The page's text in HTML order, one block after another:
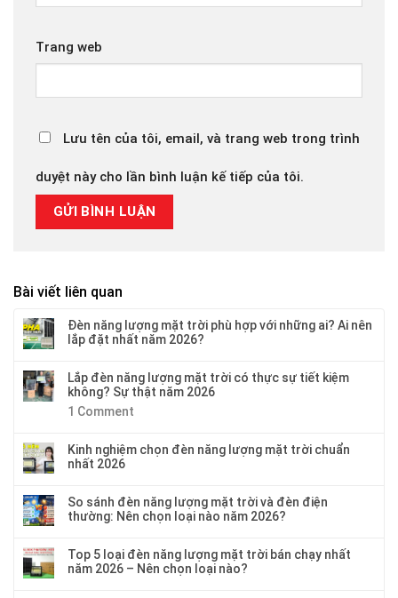
Trang web
Lưu tên của tôi, email, và trang web trong trình
duyệt này cho lần bình luận kế tiếp của tôi.
Bài viết liên quan
Đèn năng lượng mặt trời phù hợp với những ai? Ai nên
lắp đặt nhất năm 2026?
Lắp đèn năng lượng mặt trời có thực sự tiết kiệm
không? Sự thật năm 2026
1 Comment
Kinh nghiệm chọn đèn năng lượng mặt trời chuẩn
nhất 2026
So sánh đèn năng lượng mặt trời và đèn điện
thường: Nên chọn loại nào năm 2026?
Top 5 loại đèn năng lượng mặt trời bán chạy nhất
năm 2026 – Nên chọn loại nào?